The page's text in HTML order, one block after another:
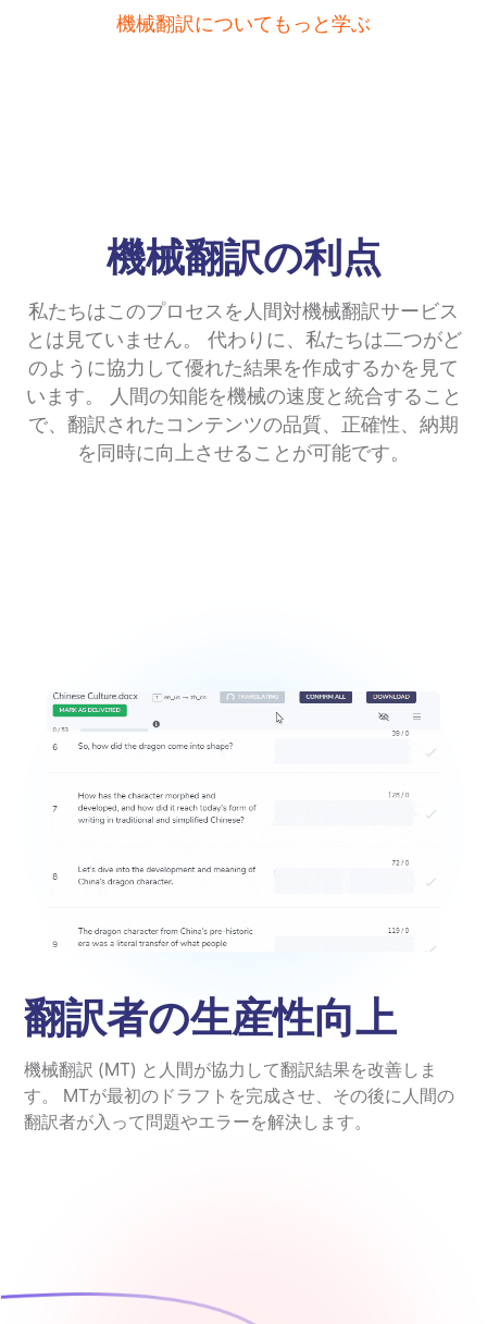
機械翻訳についてもっと学ぶ
機械翻訳の利点
私たちはこのプロセスを人間対機械翻訳サービス
とは見ていません。 代わりに、私たちは二つがど
のように協力して優れた結果を作成するかを見て
います。 人間の知能を機械の速度と統合すること
で、翻訳されたコンテンツの品質、正確性、納期
を同時に向上させることが可能です。
翻訳者の生産性向上
機械翻訳 (MT) と人間が協力して翻訳結果を改善しま
す。 MTが最初のドラフトを完成させ、その後に人間の
翻訳者が入って問題やエラーを解決します。